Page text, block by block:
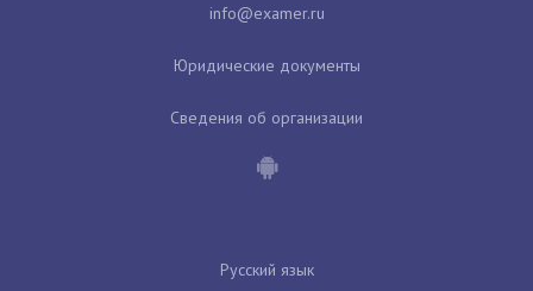
Юридические документы
Сведения об организации
Русский язык